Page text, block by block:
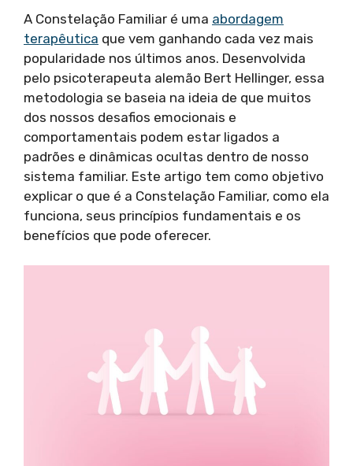
A Constelação Familiar é uma abordagem
terapêutica que vem ganhando cada vez mais
popularidade nos últimos anos. Desenvolvida
pelo psicoterapeuta alemão Bert Hellinger, essa
metodologia se baseia na ideia de que muitos
dos nossos desafios emocionais e
comportamentais podem estar ligados a
padrões e dinâmicas ocultas dentro de nosso
sistema familiar. Este artigo tem como objetivo
explicar o que é a Constelação Familiar, como ela
funciona, seus princípios fundamentais e os
benefícios que pode oferecer.